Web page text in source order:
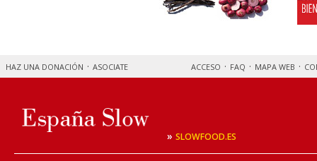
HAZ UNA DONACIÓN ASOCIATE ACCESO FAQ MAPA WEB
» SLOWFOOD.ES